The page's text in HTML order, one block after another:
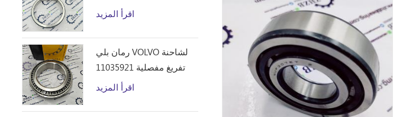
الطرق من Caterpillar 12F
اقرأ المزيد
رمان بلي VOLVO لشاحنة
تفريغ مفصلية 11035921
اقرأ المزيد